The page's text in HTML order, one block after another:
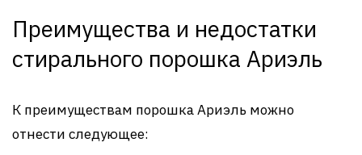
Преимущества и недостатки
стирального порошка Ариэль
К преимуществам порошка Ариэль можно
отнести следующее: